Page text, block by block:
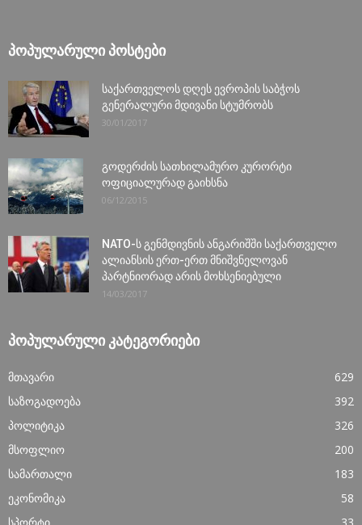
ᲞᲝᲞᲣᲚᲐᲠᲣᲚᲘ ᲞᲝᲡᲢᲔᲑᲘ
საქართველოს დღეს ევროპის საბჭოს
გენერალური მდივანი სტუმრობს
30/01/2017
გოდერძის სათხილამურო კურორტი
ოფიციალურად გაიხსნა
06/12/2015
NATO-ს გენმდივნის ანგარიშში საქართველო
ალიანსის ერთ-ერთ მნიშვნელოვან
პარტნიორად არის მოხსენიებული
14/03/2017
ᲞᲝᲞᲣᲚᲐᲠᲣᲚᲘ ᲙᲐᲢᲔᲒᲝᲠᲘᲔᲑᲘ
მთავარი
629
საზოგადოება
392
პოლიტიკა
326
მსოფლიო
200
სამართალი
183
ეკონომიკა
58